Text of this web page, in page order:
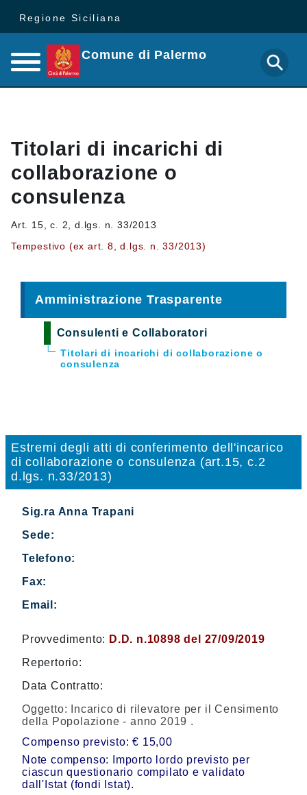
Regione Siciliana
Comune di Palermo
Titolari di incarichi di
collaborazione o
consulenza
Art. 15, c. 2, d.lgs. n. 33/2013
Tempestivo (ex art. 8, d.lgs. n. 33/2013)
Amministrazione Trasparente
Consulenti e Collaboratori
Titolari di incarichi di collaborazione o
consulenza
Estremi degli atti di conferimento dell'incarico
di collaborazione o consulenza (art.15, c.2
d.lgs. n.33/2013)
Sig.ra Anna Trapani
Sede:
Telefono:
Fax:
Email:
Provvedimento: D.D. n.10898 del 27/09/2019
Repertorio:
Data Contratto:
Oggetto:
Incarico di rilevatore per il Censimento
della Popolazione - anno 2019 .
Compenso previsto: € 15,00
Note compenso: Importo lordo previsto per
ciascun questionario compilato e validato
dall'Istat (fondi Istat).